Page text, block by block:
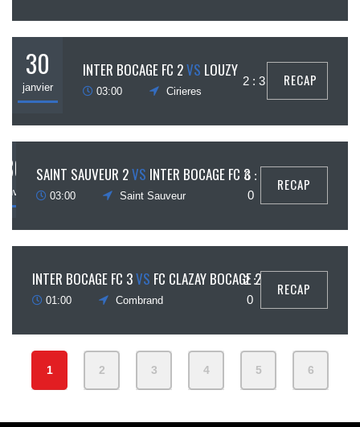
30
janvier
INTER BOCAGE FC 2VS LOUZY
03:00 Cirieres
2 : 3 RECAP
30 SAINT SAUVEUR 2VS INTER BOCAGE FC 3
03:00 Saint Sauveur
6 :
0
RECAP
INTER BOCAGE FC 3VS FC CLAZAY BOCAGE 2
01:00 Combrand
2 :
0
RECAP
1 2 3 4 5 6